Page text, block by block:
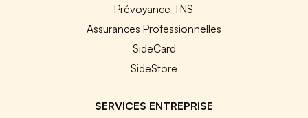
Prévoyance TNS
Assurances Professionnelles
SideCard
SideStore
SERVICES ENTREPRISE